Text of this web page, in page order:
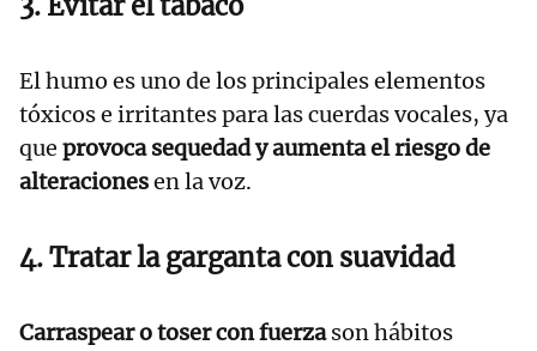
El humo es uno de los principales elementos
tóxicos e irritantes para las cuerdas vocales, ya
que provoca sequedad y aumenta el riesgo de
alteracionesen la voz.
4. Tratar la garganta con suavidad
Carraspear o toser con fuerzason hábitos